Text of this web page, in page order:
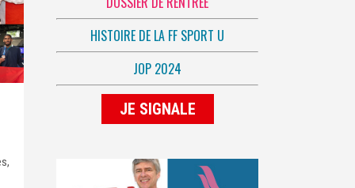
HISTOIRE DE LA FF SPORT U
JOP 2024
JE SIGNALE